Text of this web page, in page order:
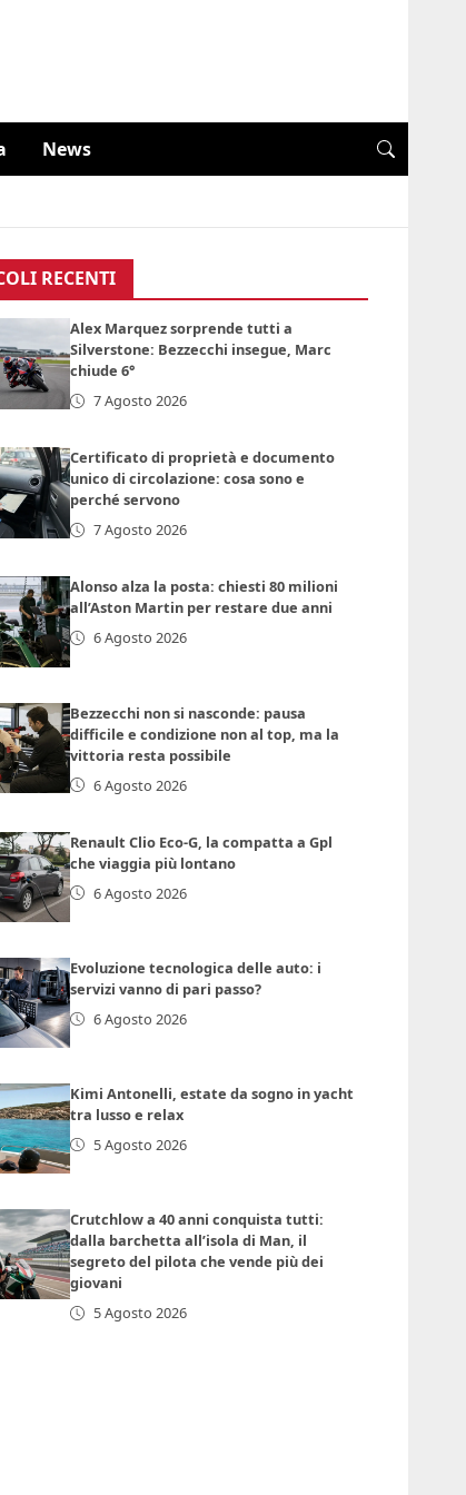
News
RECENTI
Alex Marquez sorprende tutti a
Silverstone: Bezzecchi insegue, Marc
chiude 6°
7 Agosto 2026
Certificato di proprietà e documento
unico di circolazione: cosa sono e
perché servono
7 Agosto 2026
Alonso alza la posta: chiesti 80 milioni
all’Aston Martin per restare due anni
6 Agosto 2026
Bezzecchi non si nasconde: pausa
difficile e condizione non al top, ma la
vittoria resta possibile
6 Agosto 2026
Renault Clio Eco-G, la compatta a Gpl
che viaggia più lontano
6 Agosto 2026
Evoluzione tecnologica delle auto: i
servizi vanno di pari passo?
6 Agosto 2026
Kimi Antonelli, estate da sogno in yacht
tra lusso e relax
5 Agosto 2026
Crutchlow a 40 anni conquista tutti:
dalla barchetta all’isola di Man, il
segreto del pilota che vende più dei
giovani
5 Agosto 2026